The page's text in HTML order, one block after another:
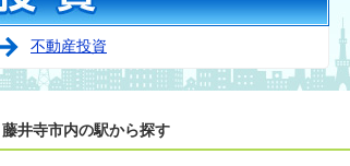
不動産投資
藤井寺市内の駅から探す